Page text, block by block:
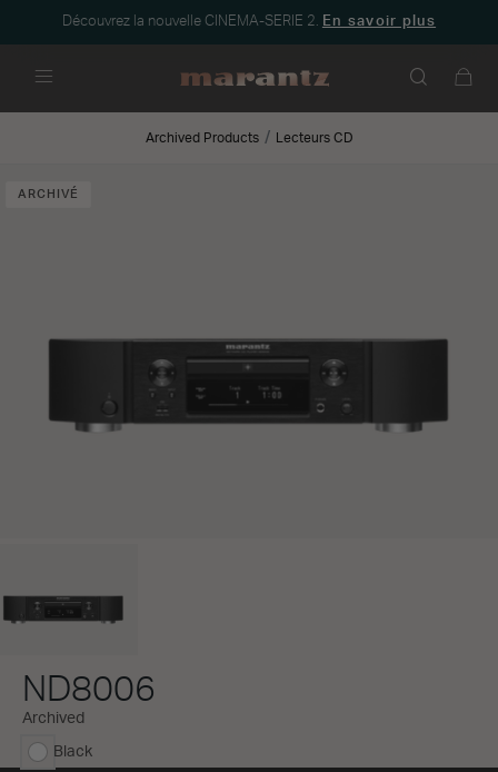
Découvrez la nouvelle CINEMA-SERIE 2. En savoir plus
Archived Products Lecteurs CD
ARCHIVÉ
ND8006
Archived
sélectionné
Black